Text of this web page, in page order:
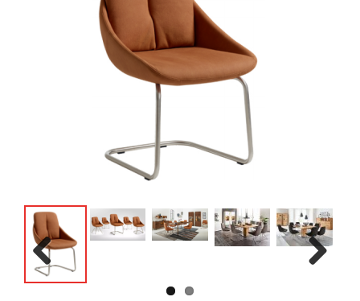
Previous